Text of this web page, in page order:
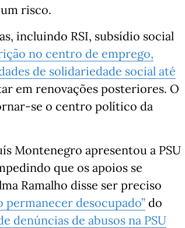
risco.
incluindo RSI, subsídio social
no centro de emprego,
de solidariedade social até
em renovações posteriores. O
se o centro político da
Montenegro apresentou a PSU
que os apoios se
Ramalho disse ser preciso
desocupado” do
denúncias de abusos na PSU